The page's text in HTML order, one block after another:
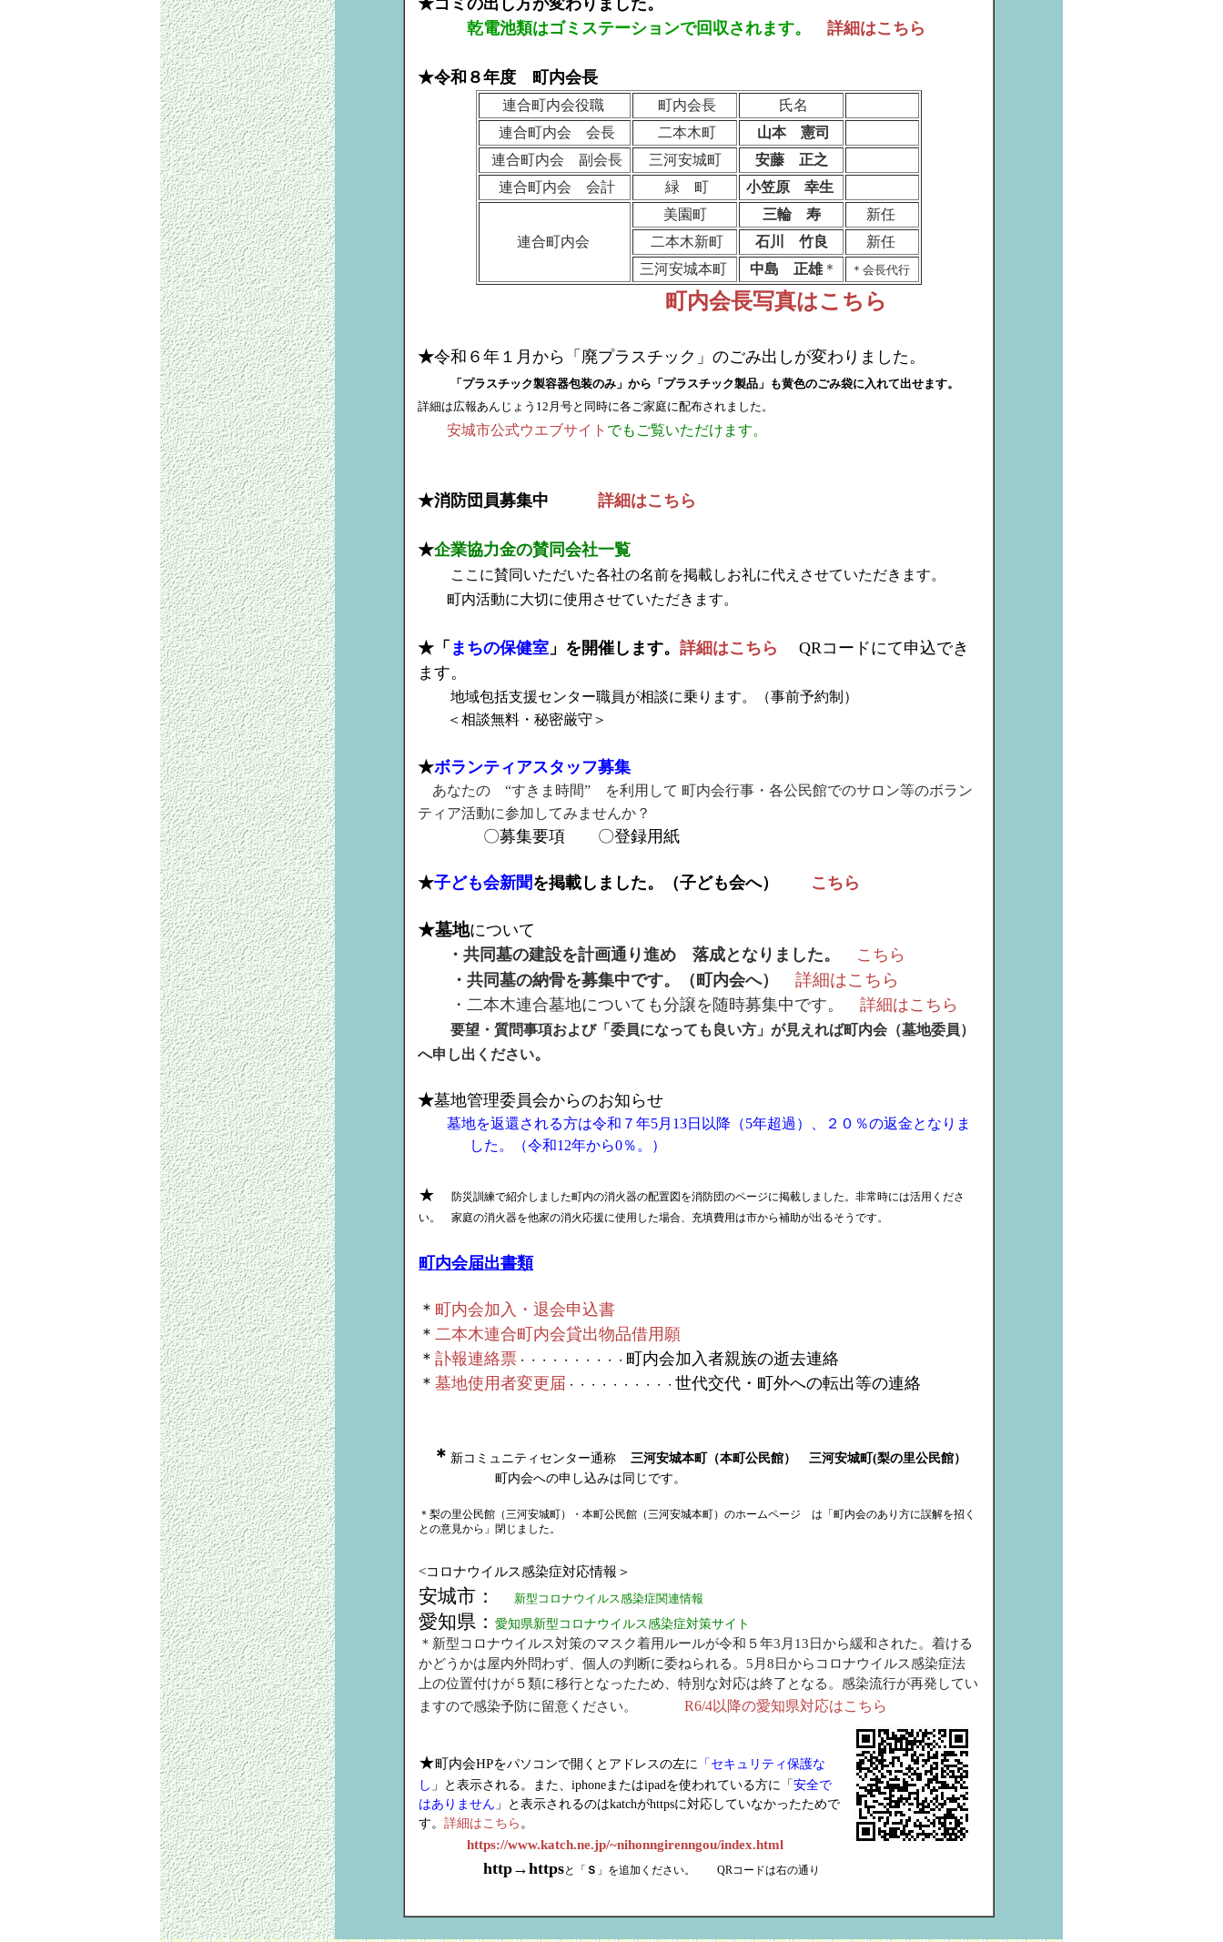
★ゴミの出し方が変わりました。
乾電池類はゴミステーションで回収されます。 詳細はこちら
★令和８年度 町内会長
連合町内会役職 町内会長
氏名
連合町内会 会長
二本木町
山本 憲司
連合町内会 副会長
三河安城町
安藤 正之
連合町内会 会計
緑 町 小笠原 幸生
連合町内会
美園町 三輪 寿
新任
二本木新町
石川 竹良
新任
三河安城本町
中島 正雄＊ ＊会長代行
町内会長写真はこちら
★令和６年１月から「廃プラスチック」のごみ出しが変わりました。
「プラスチック製容器包装のみ」から「プラスチック製品」も黄色のごみ袋に入れて出せます。
詳細は広報あんじょう12月号と同時に各ご家庭に配布されました。
安城市公式ウエブサイト でもご覧いただけます。
★消防団員募集中 詳細はこちら
★企業協力金の賛同会社一覧
ここに賛同いただいた各社の名前を掲載しお礼に代えさせていただきます。
町内活動に大切に使用させていただきます。
★「 まちの保健室 」を開催します。 詳細はこちら
QRコードにて申込でき
ます。
地域包括支援センター職員が相談に乗ります。（事前予約制）
＜相談無料・秘密厳守＞
★ボランティアスタッフ募集
あなたの “すきま時間” を利用して 町内会行事・各公民館でのサロン等のボラン
ティア活動に参加してみませんか？
〇募集要項 〇登録用紙
★子ども会新聞を掲載しました。（子ども会へ） こちら
★墓地について
・共同墓の建設を計画通り進め 落成となりました。
こちら
・共同墓の納骨を募集中です。（町内会へ）
詳細はこちら
・二本木連合墓地についても分譲を随時募集中です。 詳細はこちら
要望・質問事項および「委員になっても良い方」が見えれば町内会（墓地委員）
へ申し出ください。
★墓地管理委員会からのお知らせ
墓地を返還される方は令和７年5月 13日以降（5年超過）、２０％の返金となりま
した。（令和12年から0％。）
★
防災訓練で紹介しました町内の消火器の配置図を消防団のページに掲載しました。非常時には活用くださ
い。 家庭の消火器を他家の消火応援に使用した場合、充填費用は市から補助が出るそうです。
町内会届出書類
＊ 町内会加入・退会申込書
＊二本木連合町内会貸出物品借用願
＊訃報連絡票 ・・・・・・・・・・ 町内会加入者親族の逝去連絡
＊墓地使用者変更届 ・・・・・・・・・・ 世代交代・町外への転出等の連絡
＊ 新コミュニティセンター通称 三河安城本町（本町公民館）
三河安城町(梨の里公民館）
町内会への申し込みは同じです。
＊梨の里公民館（三河安城町）・本町公民館（三河安城本町）のホームページ は「町内会のあり方に誤解を招く
との意見から」閉じました。
<コロナウイルス感染症対応情報＞
安城市： 新型コロナウイルス感染症関連情報
愛知県：愛知県新型コロナウイルス感染症対策サイト
＊新型コロナウイルス対策のマスク着用ルールが令和５年3月13日から緩和された。着ける
かどうかは屋内外問わず、個人の判断に委ねられる。5月8日からコロナウイルス感染症法
上の位置付けが５類に移行となったため、特別な対応は終了となる。感染流行が再発してい
ますので感染予防に留意ください。
R6/4以降の愛知県対応はこちら
★町内会HPをパソコンで開くとアドレスの左に
「セキュリティ保護な
し 」と表示される。また、iphoneまたはipadを使われている方に「安全で
はありません 」と表示されるのはkatchがhttpsに対応していなかったためで
す。詳細はこちら 。
https://www.katch.ne.jp/~nihonngirenngou/index.html
http→httpsと「 Ｓ 」を追加ください。 QRコードは右の通り